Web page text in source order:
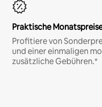
Praktische
Profitiere von
und einer einmaligen
zusätzliche Gebühren.*